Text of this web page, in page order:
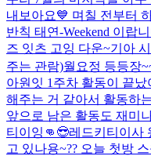
내보아요💙 며칠 전부터
반칙 태연-Weekend 이랍
즈 잇츠 고잉 다운~기아
주는 관람)월요정 등등장
아원잇 1주차 활동이 끝
해주는 거 같아서 활동하
앞으로 남은 활동도 재미
티이잉👊😎레드키티이사
고 있나용~?? 오늘 첫방